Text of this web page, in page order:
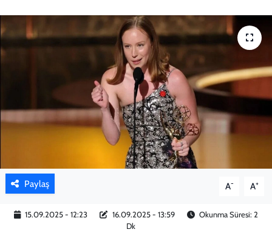
Paylaş A- A+
15.09.2025 - 12:23 16.09.2025 - 13:59
Okunma Süresi: 2
Dk
KÜLTÜR
SPOR
YAZARLAR
Son Dakika Haberleri
Haber Arşivi